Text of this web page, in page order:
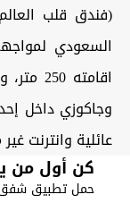
(فندق قلب
السعودي
اقامته
عائلية وانترنت
كن أول من
حمل تطبيق شفق